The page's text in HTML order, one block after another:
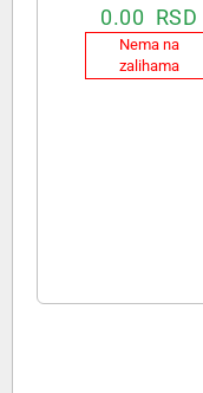
0.00 RSD
Nema na
zalihama